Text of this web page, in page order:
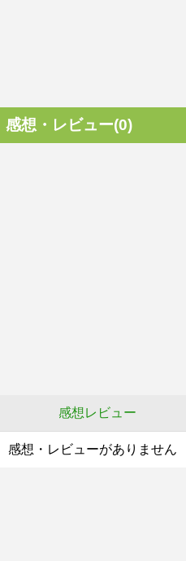
感想・レビュー(0)
感想レビュー
感想・レビューがありません